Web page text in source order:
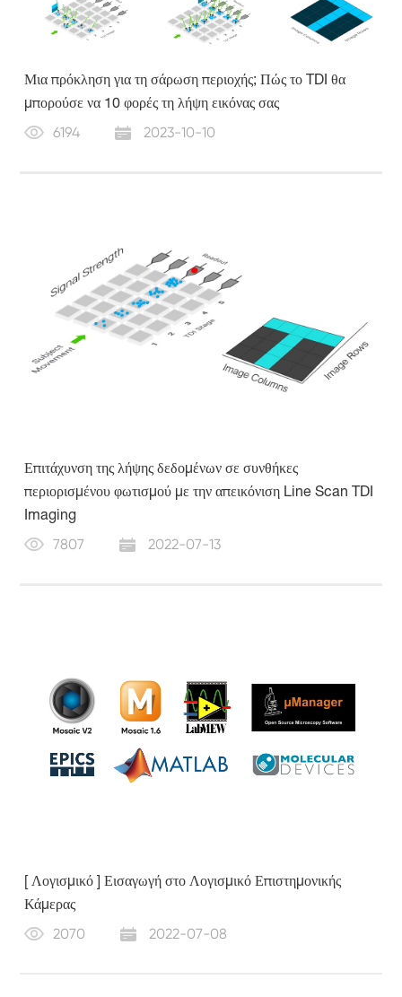
Μια πρόκληση για τη σάρωση περιοχής; Πώς το TDI θα
μπορούσε να 10 φορές τη λήψη εικόνας σας
6194 2023-10-10
Επιτάχυνση της λήψης δεδομένων σε συνθήκες
περιορισμένου φωτισμού με την απεικόνιση Line Scan TDI
Imaging
7807 2022-07-13
[ Λογισμικό ] Εισαγωγή στο Λογισμικό Επιστημονικής
Κάμερας
2070 2022-07-08